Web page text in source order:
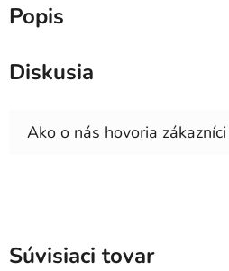
Popis
Diskusia
Súvisiaci tovar